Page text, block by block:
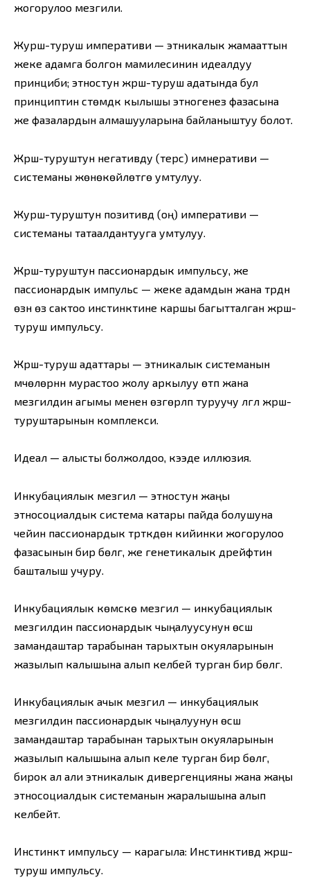
жогорулоо мезгили.
Журүш-туруш императиви — этникалык жамааттын
жеке адамга болгон мамилесинин идеалдуу
принциби; этностун жүрүш-туруш адатында бул
принциптин үстөмдүк кылышы этногенез фазасына
же фазалардын алмашууларына байланыштуу болот.
Жүрүш-туруштун негативдуү (терс) имнеративи —
системаны жөнөкөйлөтүүгө умтулуу.
Журүш-туруштун позитивдүү (оң) императиви —
системаны татаалдантууга умтулуу.
Жүрүш-туруштун пассионардык импульсу, же
пассионардык импульс — жеке адамдын жана түрдүн
өзүн өзү сактоо инстинктине каршы багытталган жүрүш-
туруш импульсу.
Жүрүш-туруш адаттары — этникалык системанын
мүчөлөрүнүн мурастоо жолу аркылуу өтүп жана
мезгилдин агымы менен өзгөрүлүп туруучу үлгүлүү жүрүш-
туруштарынын комплекси.
Идеал — алысты болжолдоо, кээде иллюзия.
Инкубациялык мезгил — этностун жаңы
этносоциалдык система катары пайда болушуна
чейин пассионардык түрткүдөн кийинки жогорулоо
фазасынын бир бөлүгү, же генетикалык дрейфтин
башталыш учуру.
Инкубациялык көмүскө мезгил — инкубациялык
мезгилдин пассионардык чыңалуусунун өсүшү
замандаштар тарабынан тарыхтын окуяларынын
жазылып калышына алып келбей турган бир бөлүгү.
Инкубациялык ачык мезгил — инкубациялык
мезгилдин пассионардык чыңалуунун өсүшү
замандаштар тарабынан тарыхтын окуяларынын
жазылып калышына алып келе турган бир бөлүгү,
бирок ал али этникалык дивергенцияны жана жаңы
этносоциалдык системанын жаралышына алып
келбейт.
Инстинкт импульсу — карагыла: Инстинктивдүү жүрүш-
туруш импульсу.